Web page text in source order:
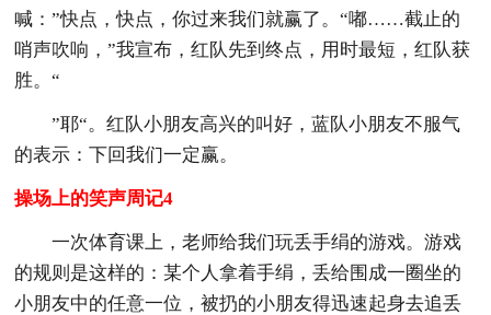
喊：”快点，快点，你过来我们就赢了。“嘟……截止的
哨声吹响，”我宣布，红队先到终点，用时最短，红队获
胜。“
”耶“。红队小朋友高兴的叫好，蓝队小朋友不服气
的表示：下回我们一定赢。
操场上的笑声周记4
一次体育课上，老师给我们玩丢手绢的游戏。游戏
的规则是这样的：某个人拿着手绢，丢给围成一圈坐的
小朋友中的任意一位，被扔的小朋友得迅速起身去追丢